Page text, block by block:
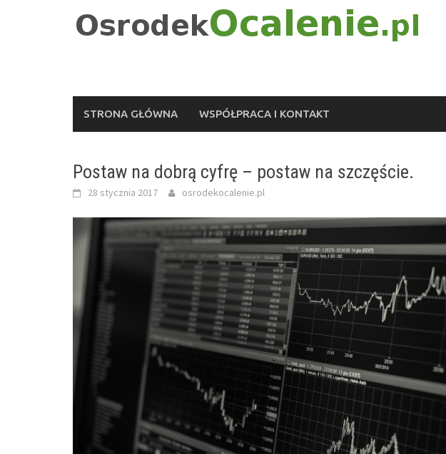
STRONA GŁÓWNA WSPÓŁPRACA I KONTAKT
Postaw na dobrą cyfrę – postaw na szczęście.
28 stycznia 2017 osrodekocalenie.pl